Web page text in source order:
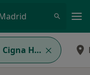
Cigna Healthcare